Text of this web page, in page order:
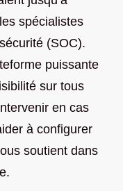
spécialistes
(SOC).
puissante
sur tous
en cas
à configurer
soutient dans